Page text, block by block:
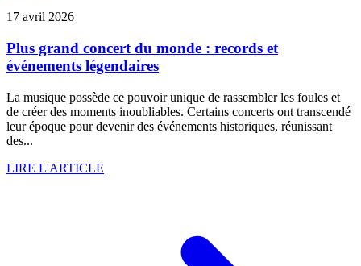
17 avril 2026
Plus grand concert du monde : records et
événements légendaires
La musique possède ce pouvoir unique de rassembler les foules et
de créer des moments inoubliables. Certains concerts ont transcendé
leur époque pour devenir des événements historiques, réunissant
des...
LIRE L'ARTICLE